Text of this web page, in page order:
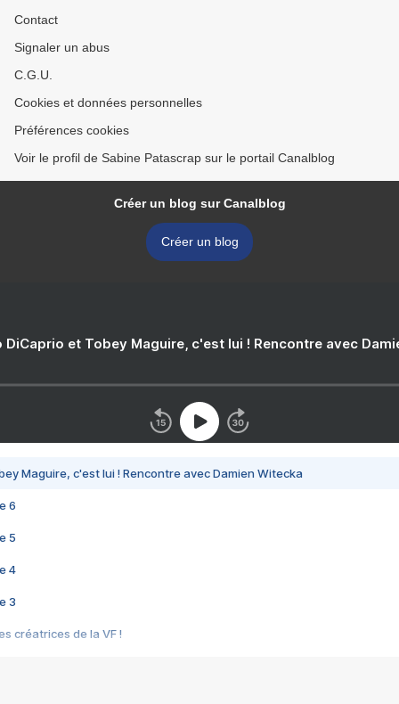
Contact
Signaler un abus
C.G.U.
Cookies et données personnelles
Préférences cookies
Voir le profil de Sabine Patascrap sur le portail Canalblog
Créer un blog sur Canalblog
Créer un blog
DiCaprio et Tobey Maguire, c'est lui ! Rencontre avec
Maguire, c'est lui ! Rencontre avec Damien Witecka
6
5
4
3
créatrices de la VF !